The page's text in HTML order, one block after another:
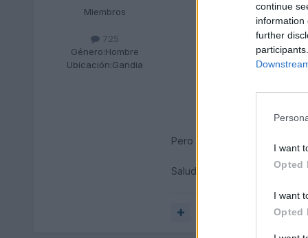
continue
information
further
I want
Opted
I want
Opted
Miembros
725
Género:Hombre
Ubicación:Gandia
Pero puedes encontrate
Saludos, Malo